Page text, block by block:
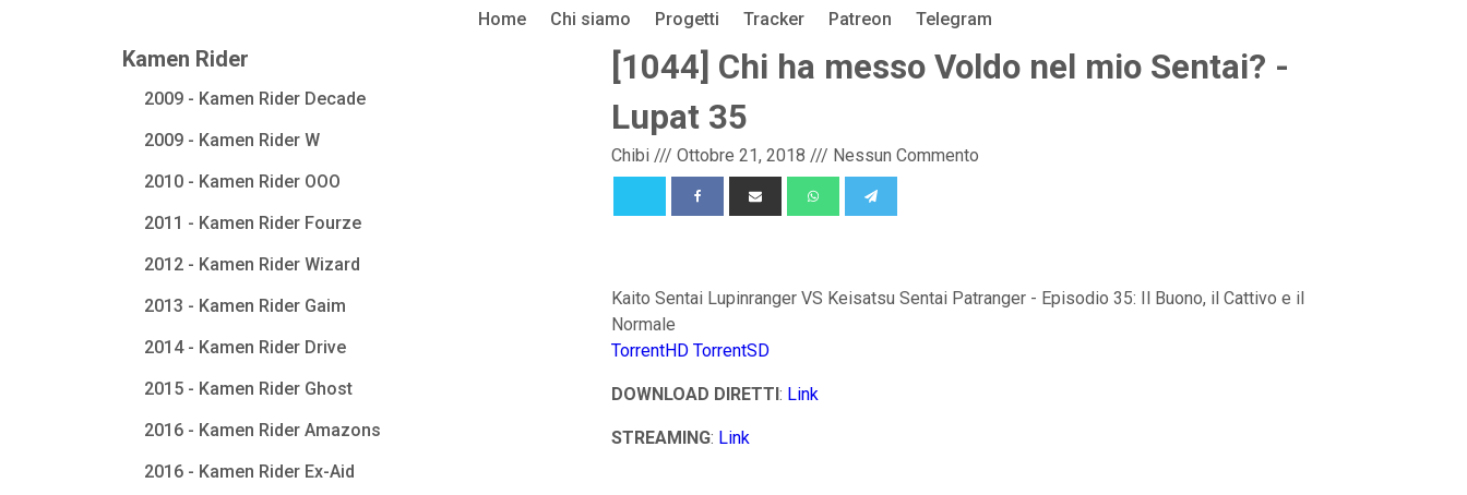
Home Chi siamo Progetti Tracker Patreon Telegram
Kamen Rider
2009 - Kamen Rider Decade
2009 - Kamen Rider W
2010 - Kamen Rider OOO
2011 - Kamen Rider Fourze
2012 - Kamen Rider Wizard
2013 - Kamen Rider Gaim
2014 - Kamen Rider Drive
2015 - Kamen Rider Ghost
2016 - Kamen Rider Amazons
2016 - Kamen Rider Ex-Aid
[1044] Chi ha messo Voldo nel mio Sentai? -
Lupat 35
Chibi /// Ottobre 21, 2018 /// Nessun Commento
Kaito Sentai Lupinranger VS Keisatsu Sentai Patranger - Episodio 35: Il Buono, il Cattivo e il
Normale
TorrentHD TorrentSD
DOWNLOAD DIRETTI: Link
STREAMING: Link